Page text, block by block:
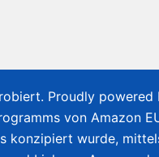
Proudly powered
von Amazon
konzipiert wurde,